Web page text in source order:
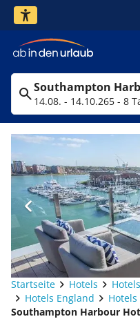
Southampton
14.08. - 14.10.265 - 8
Startseite Hotels
Hotels England
Southampton Harbour